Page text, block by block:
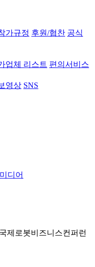
가규정 후원/협찬 공식
업체 리스트 편의서비스
영상 SNS
미디어
제로봇비즈니스컨퍼런